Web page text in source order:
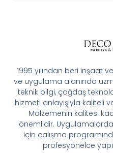
1995 yılından beri inşaat
ve uygulama alanında
teknik bilgi, çağdaş
hizmeti anlayışıyla kaliteli
Malzemenin kalitesi
önemlidir.
için çalışma
profesyonelce